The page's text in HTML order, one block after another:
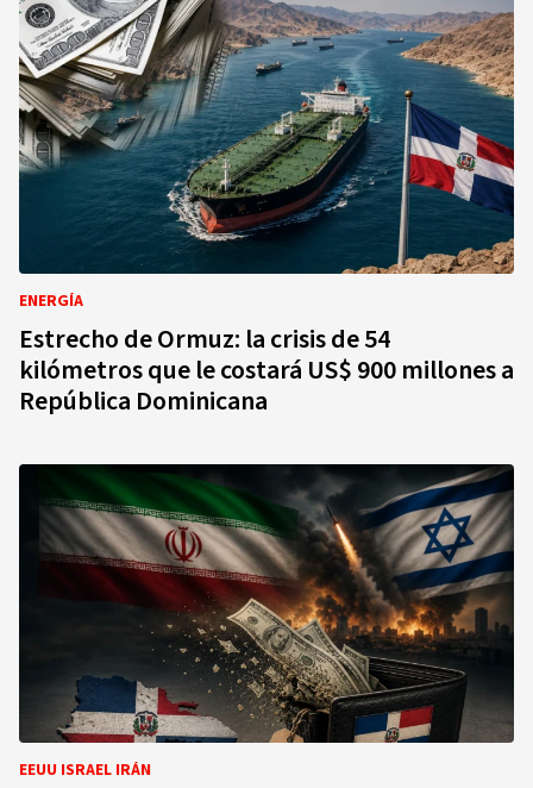
ENERGÍA
Estrecho de Ormuz: la crisis de 54
kilómetros que le costará US$ 900 millones a
República Dominicana
EEUU ISRAEL IRÁN